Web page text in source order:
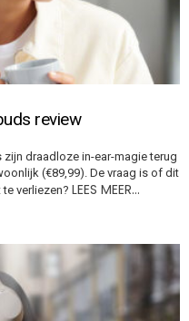
review
draadloze in-ear-magie terug
(€89,99). De vraag is of dit
verliezen? LEES MEER…